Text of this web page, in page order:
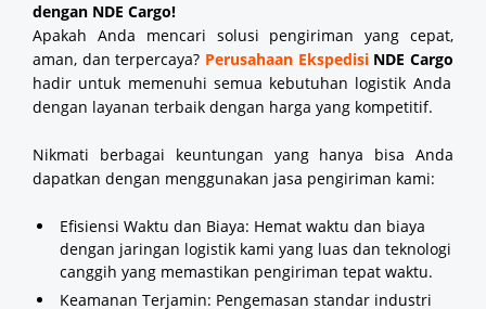
dengan NDE Cargo!
Apakah Anda mencari solusi pengiriman yang cepat,
aman, dan terpercaya? Perusahaan Ekspedisi NDE Cargo
hadir untuk memenuhi semua kebutuhan logistik Anda
dengan layanan terbaik dengan harga yang kompetitif.
Nikmati berbagai keuntungan yang hanya bisa Anda
dapatkan dengan menggunakan jasa pengiriman kami:
Efisiensi Waktu dan Biaya: Hemat waktu dan biaya
dengan jaringan logistik kami yang luas dan teknologi
canggih yang memastikan pengiriman tepat waktu.
Keamanan Terjamin: Pengemasan standar industri